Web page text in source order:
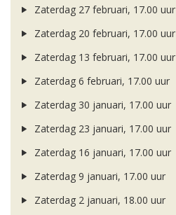
Zaterdag 27 februari, 17.00 uur
Zaterdag 20 februari, 17.00 uur
Zaterdag 13 februari, 17.00 uur
Zaterdag 6 februari, 17.00 uur
Zaterdag 30 januari, 17.00 uur
Zaterdag 23 januari, 17.00 uur
Zaterdag 16 januari, 17.00 uur
Zaterdag 9 januari, 17.00 uur
Zaterdag 2 januari, 18.00 uur